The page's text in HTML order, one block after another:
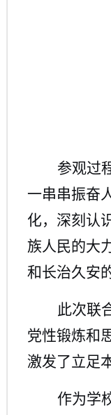
参观过
一串串振奋
化，深刻认
族人民的大
和长治久安
此次联
党性锻炼和
激发了立足
作为学